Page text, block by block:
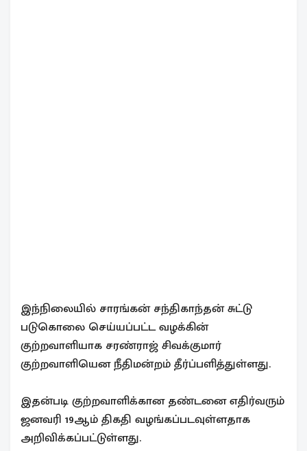
இந்நிலையில் சாரங்கன் சந்திகாந்தன் சுட்டு
படுகொலை செய்யப்பட்ட வழக்கின்
குற்றவாளியாக சரண்ராஜ் சிவக்குமார்
குற்றவாளியென நீதிமன்றம் தீர்ப்பளித்துள்ளது.
இதன்படி குற்றவாளிக்கான தண்டனை எதிர்வரும்
ஜனவரி 19ஆம் திகதி வழங்கப்படவுள்ளதாக
அறிவிக்கப்பட்டுள்ளது.